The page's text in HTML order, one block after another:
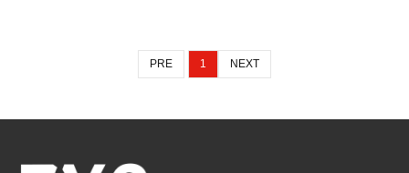
PRE 1 NEXT